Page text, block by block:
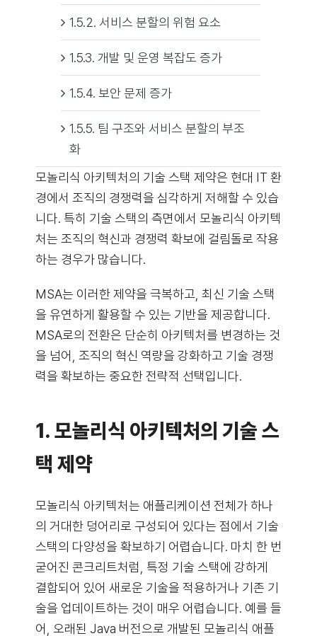
1.5.2. 서비스 분할의 위험 요소
1.5.3. 개발 및 운영 복잡도 증가
1.5.4. 보안 문제 증가
1.5.5. 팀 구조와 서비스 분할의 부조
화
모놀리식 아키텍처의 기술 스택 제약은 현대 IT 환
경에서 조직의 경쟁력을 심각하게 저해할 수 있습
니다. 특히 기술 스택의 측면에서 모놀리식 아키텍
처는 조직의 혁신과 경쟁력 확보에 걸림돌로 작용
하는 경우가 많습니다.
MSA는 이러한 제약을 극복하고, 최신 기술 스택
을 유연하게 활용할 수 있는 기반을 제공합니다.
MSA로의 전환은 단순히 아키텍처를 변경하는 것
을 넘어, 조직의 혁신 역량을 강화하고 기술 경쟁
력을 확보하는 중요한 전략적 선택입니다.
1. 모놀리식 아키텍처의 기술 스
택 제약
모놀리식 아키텍처는 애플리케이션 전체가 하나
의 거대한 덩어리로 구성되어 있다는 점에서 기술
스택의 다양성을 확보하기 어렵습니다. 마치 한 번
굳어진 콘크리트처럼, 특정 기술 스택에 강하게
결합되어 있어 새로운 기술을 적용하거나 기존 기
술을 업데이트하는 것이 매우 어렵습니다. 예를 들
어, 오래된 Java 버전으로 개발된 모놀리식 애플